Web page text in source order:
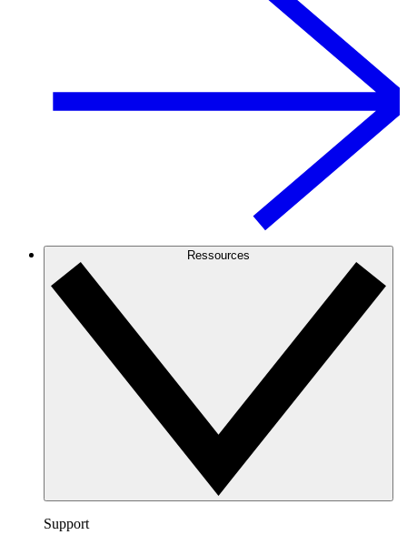
Ressources
Support